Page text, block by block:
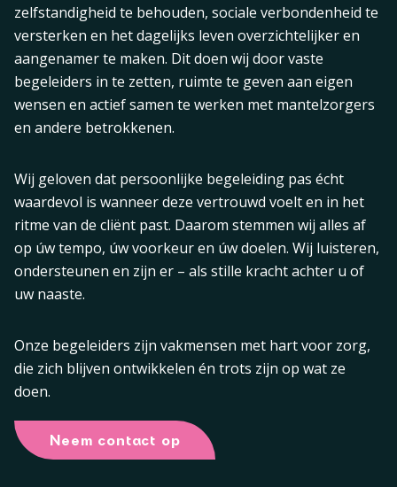
zelfstandigheid te behouden, sociale verbondenheid te
versterken en het dagelijks leven overzichtelijker en
aangenamer te maken. Dit doen wij door vaste
begeleiders in te zetten, ruimte te geven aan eigen
wensen en actief samen te werken met mantelzorgers
en andere betrokkenen.
Wij geloven dat persoonlijke begeleiding pas écht
waardevol is wanneer deze vertrouwd voelt en in het
ritme van de cliënt past. Daarom stemmen wij alles af
op úw tempo, úw voorkeur en úw doelen. Wij luisteren,
ondersteunen en zijn er – als stille kracht achter u of
uw naaste.
Onze begeleiders zijn vakmensen met hart voor zorg,
die zich blijven ontwikkelen én trots zijn op wat ze
doen.
Neem contact op